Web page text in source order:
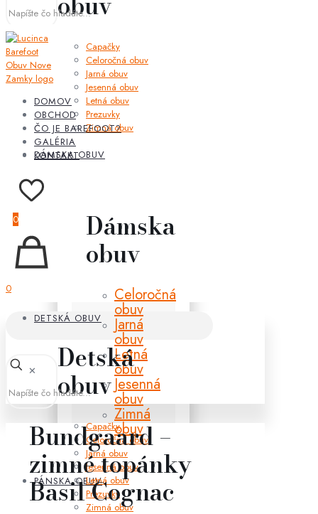
Capačky
Celoročná obuv
Jarná obuv
Jesenná obuv
Letná obuv
Prezuvky
Zimná obuv
DÁMSKA OBUV
Dámska
obuv
Celoročná
obuv
Jarná
obuv
Letná
obuv
Jesenná
obuv
Zimná
obuv
PÁNSKA OBUV
DOMOV
OBCHOD
ČO JE BAREFOOT?
GALÉRIA
KONTAKT
0
0
DETSKÁ OBUV
Detská
obuv
Capačky
Celoročná obuv
Jarná obuv
Jesenná obuv
Letná obuv
Prezuvky
Zimná obuv
✕
Bundgaard –
zimné topánky
Basil Cognac